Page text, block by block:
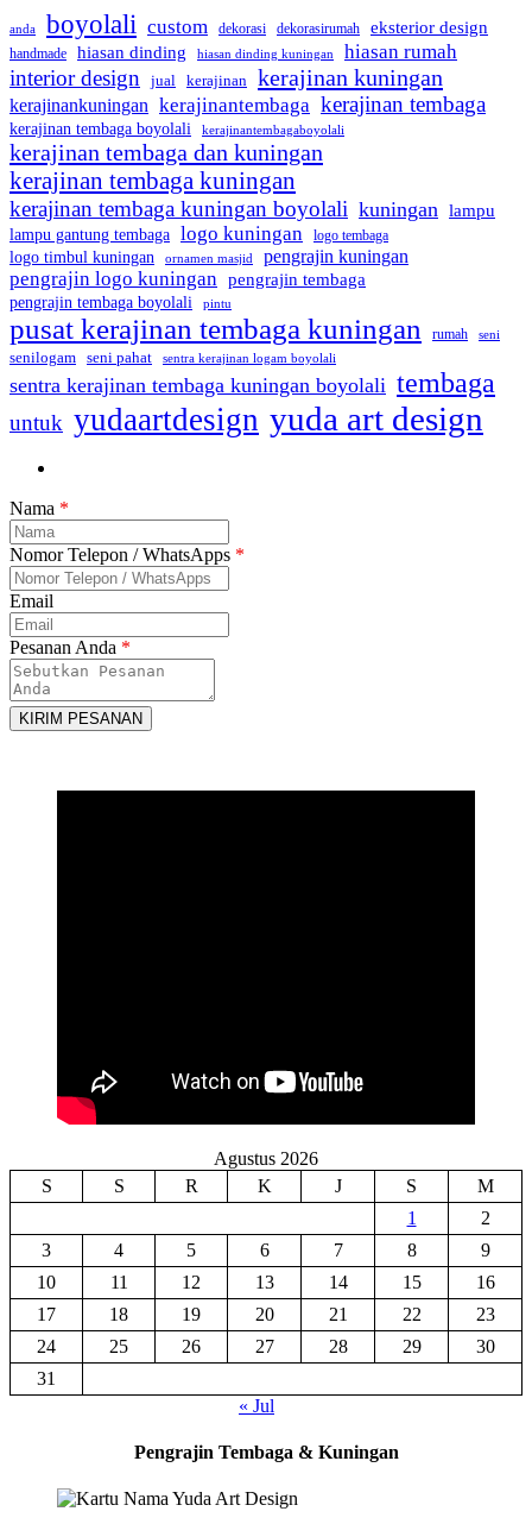
anda boyolali custom dekorasi dekorasirumah eksterior design
handmade hiasan dinding hiasan dinding kuningan hiasan rumah
interior design jual kerajinan kerajinan kuningan
kerajinankuningan kerajinantembaga kerajinan tembaga
kerajinan tembaga boyolali kerajinantembagaboyolali
kerajinan tembaga dan kuningan
kerajinan tembaga kuningan
kerajinan tembaga kuningan boyolali kuningan lampu
lampu gantung tembaga logo kuningan logo tembaga
logo timbul kuningan ornamen masjid pengrajin kuningan
pengrajin logo kuningan pengrajin tembaga
pengrajin tembaga boyolali
pintu
pusat kerajinan tembaga kuningan rumah seni
senilogam seni pahat sentra kerajinan logam boyolali
sentra kerajinan tembaga kuningan boyolali tembaga
untuk yudaartdesign yuda art design
Nama *
Nomor Telepon / WhatsApps *
Email
Pesanan Anda *
Agustus 2026
S
S R K J S
M
1
2
3
4 5 6 7 8
9
10
11 12 13 14 15
16
17
18 19 20 21 22
23
24
25 26 27 28 29
30
31
« Jul
Pengrajin Tembaga & Kuningan